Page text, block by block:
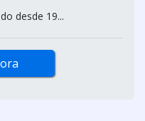
desde 19...